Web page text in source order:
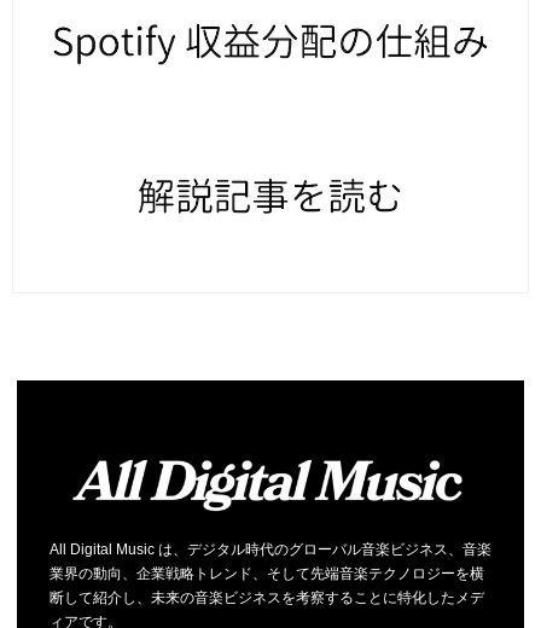
All Digital Music は、デジタル時代のグローバル音楽ビジネス、音楽
業界の動向、企業戦略トレンド、そして先端音楽テクノロジーを横
断して紹介し、未来の音楽ビジネスを考察することに特化したメデ
ィアです。